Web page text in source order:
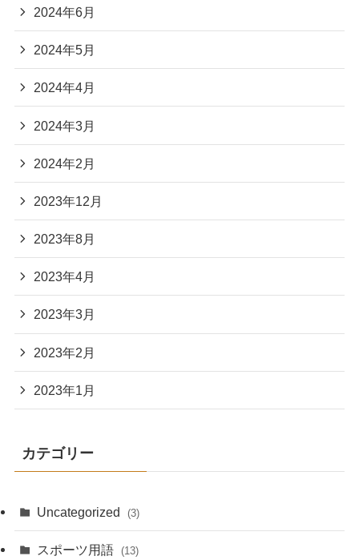
2024年6月
2024年5月
2024年4月
2024年3月
2024年2月
2023年12月
2023年8月
2023年4月
2023年3月
2023年2月
2023年1月
カテゴリー
Uncategorized (3)
スポーツ用語 (13)